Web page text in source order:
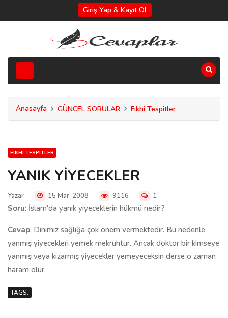
Giriş Yap & Kayıt Ol
Anasayfa GÜNCEL SORULAR Fıkhi Tespitler
FIKHI TESPITLER
YANIK YİYECEKLER
Yazar 15 Mar, 2008 9116 1
Soru: İslam'da yanık yiyeceklerin hükmü nedir?
Cevap: Dinimiz sağlığa çok önem vermektedir. Bu nedenle
yanmış yiyecekleri yemek mekruhtur. Ancak doktor bir kimseye
yanmış veya kızarmış yiyecekler yemeyeceksin derse o zaman
haram olur.
TAGS: